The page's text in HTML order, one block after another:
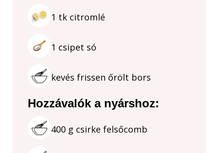
1 tk citromlé
1 csipet só
kevés frissen őrölt bors
Hozzávalók a nyárshoz:
400 g csirke felsőcomb